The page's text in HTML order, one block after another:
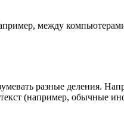
между
разные деления.
(например, обычные